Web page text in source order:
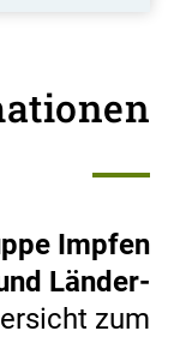
Impfen
Länder-
zum